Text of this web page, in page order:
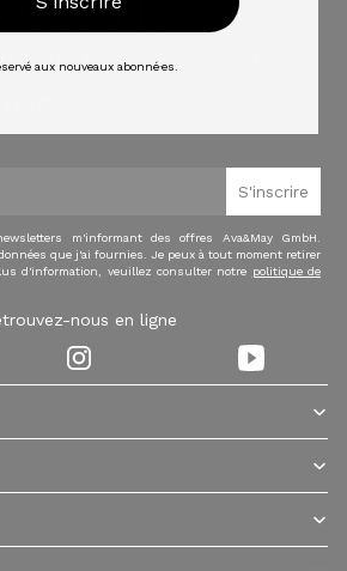
à la
et recevez 20%
S'inscrire
m'informant des offres Ava&May GmbH.
que j'ai fournies. Je peux à tout moment retirer
d'information, veuillez consulter notre politique de
nous en ligne
aux nouveaux abonné·es.